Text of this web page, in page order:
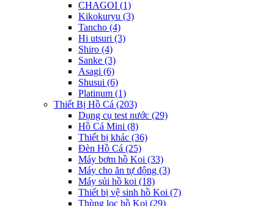
CHAGOI (1)
Kikokuryu (3)
Tancho (4)
Hi utsuri (3)
Shiro (4)
Sanke (3)
Asagi (6)
Shusui (6)
Platinum (1)
Thiết Bị Hồ Cá (203)
Dụng cụ test nước (29)
Hồ Cá Mini (8)
Thiết bị khác (36)
Đèn Hồ Cá (25)
Máy bơm hồ Koi (33)
Máy cho ăn tự động (3)
Máy sủi hồ koi (18)
Thiết bị vệ sinh hồ Koi (7)
Thùng lọc hồ Koi (29)